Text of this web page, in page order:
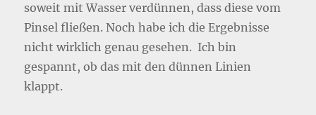
soweit mit Wasser verdünnen, dass diese vom
Pinsel fließen. Noch habe ich die Ergebnisse
nicht wirklich genau gesehen. Ich bin
gespannt, ob das mit den dünnen Linien
klappt.